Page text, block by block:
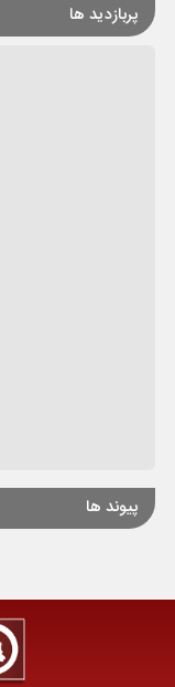
پربازدید ها
پیوند ها